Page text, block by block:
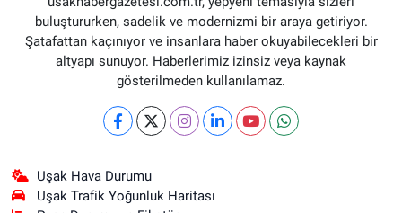
buluştururken, sadelik ve modernizmi bir araya getiriyor.
Şatafattan kaçınıyor ve insanlara haber okuyabilecekleri bir
altyapı sunuyor. Haberlerimiz izinsiz veya kaynak
gösterilmeden kullanılamaz.
Uşak Hava Durumu
Uşak Trafik Yoğunluk Haritası